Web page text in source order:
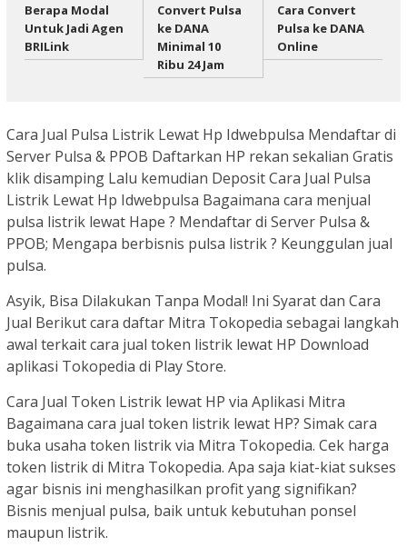
Berapa Modal
Untuk Jadi Agen
BRILink
Convert Pulsa
ke DANA
Minimal 10
Ribu 24 Jam
Cara Convert
Pulsa ke DANA
Online
Cara Jual Pulsa Listrik Lewat Hp Idwebpulsa Mendaftar di
Server Pulsa & PPOB Daftarkan HP rekan sekalian Gratis
klik disamping Lalu kemudian Deposit Cara Jual Pulsa
Listrik Lewat Hp Idwebpulsa Bagaimana cara menjual
pulsa listrik lewat Hape ? Mendaftar di Server Pulsa &
PPOB; Mengapa berbisnis pulsa listrik ? Keunggulan jual
pulsa.
Asyik, Bisa Dilakukan Tanpa Modal! Ini Syarat dan Cara
Jual Berikut cara daftar Mitra Tokopedia sebagai langkah
awal terkait cara jual token listrik lewat HP Download
aplikasi Tokopedia di Play Store.
Cara Jual Token Listrik lewat HP via Aplikasi Mitra
Bagaimana cara jual token listrik lewat HP? Simak cara
buka usaha token listrik via Mitra Tokopedia. Cek harga
token listrik di Mitra Tokopedia. Apa saja kiat-kiat sukses
agar bisnis ini menghasilkan profit yang signifikan?
Bisnis menjual pulsa, baik untuk kebutuhan ponsel
maupun listrik.